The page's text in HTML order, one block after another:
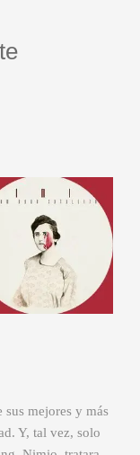
mejores y más
Y, tal vez, solo